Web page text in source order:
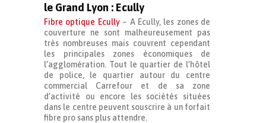
le Grand Lyon : Ecully
Fibre optique Ecully– A Ecully, les zones de
couverture ne sont malheureusement pas
très nombreuses mais couvrent cependant
les principales zones économiques de
l’agglomération. Tout le quartier de l’hôtel
de police, le quartier autour du centre
commercial Carrefour et de sa zone
d’activité ou encore les sociétés situées
dans le centre peuvent souscrire à un forfait
fibre pro sans plus attendre.